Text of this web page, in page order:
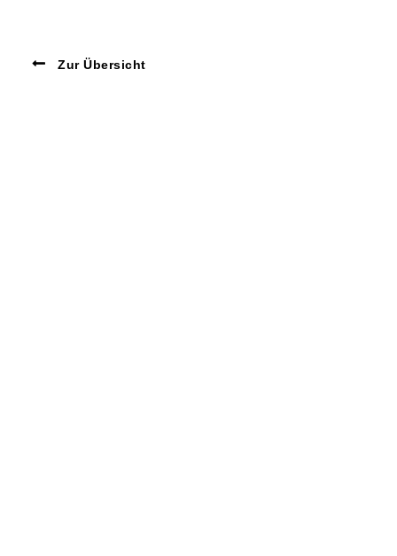
Zur Übersicht